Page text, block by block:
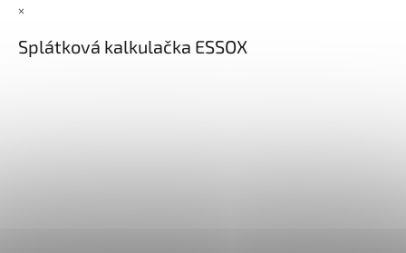
×
Splátková kalkulačka ESSOX